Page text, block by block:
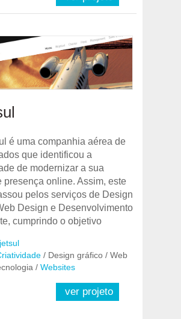
é uma companhia aérea de
que identificou a
de modernizar a sua
presença online. Assim, este
pelos serviços de Design
Design e Desenvolvimento
cumprindo o objetivo
/ Design gráfico / Web
/ Websites
ver projeto